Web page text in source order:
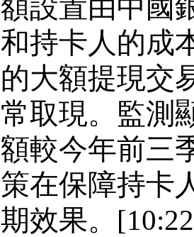
額設置由中國
和持卡人的成
的大額提現交
常取現。監測
額較今年前三
策在保障持卡
期效果。